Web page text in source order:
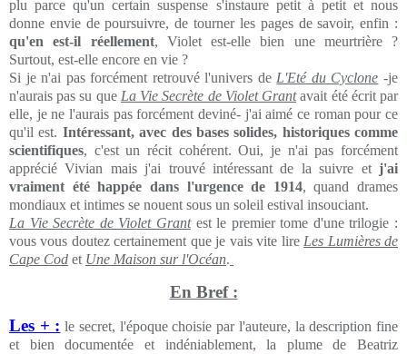
plu parce qu'un certain suspense s'instaure petit à petit et nous
donne envie de poursuivre, de tourner les pages de savoir, enfin :
qu'en est-il réellement, Violet est-elle bien une meurtrière ?
Surtout, est-elle encore en vie ?
Si je n'ai pas forcément retrouvé l'univers de L'Eté du Cyclone -je
n'aurais pas su que La Vie Secrète de Violet Grantavait été écrit par
elle, je ne l'aurais pas forcément deviné- j'ai aimé ce roman pour ce
qu'il est. Intéressant, avec des bases solides, historiques comme
scientifiques, c'est un récit cohérent. Oui, je n'ai pas forcément
apprécié Vivian mais j'ai trouvé intéressant de la suivre et j'ai
vraiment été happée dans l'urgence de 1914, quand drames
mondiaux et intimes se nouent sous un soleil estival insouciant.
La Vie Secrète de Violet Grantest le premier tome d'une trilogie :
vous vous doutez certainement que je vais vite lire Les Lumières de
Cape Cod et Une Maison sur l'Océan.
En Bref :
Les + : le secret, l'époque choisie par l'auteure, la description fine
et bien documentée et indéniablement, la plume de Beatriz